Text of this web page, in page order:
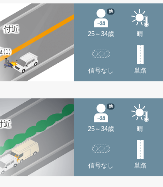
付近
(1)
25～34歳
他
晴
信号なし 単路
近
25～34歳
他
晴
信号なし 単路